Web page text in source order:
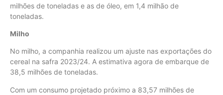
milhões de toneladas e as de óleo, em 1,4 milhão de
toneladas.
Milho
No milho, a companhia realizou um ajuste nas exportações do
cereal na safra 2023/24. A estimativa agora de embarque de
38,5 milhões de toneladas.
Com um consumo projetado próximo a 83,57 milhões de